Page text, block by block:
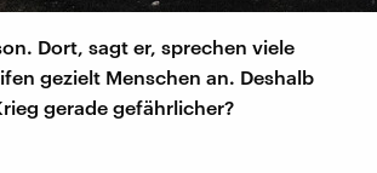
Dort, sagt er, sprechen viele
gezielt Menschen an. Deshalb
gerade gefährlicher?